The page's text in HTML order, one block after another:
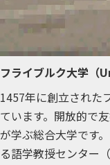
フライブルク大学
1457年に創立された
ています。開放的で
が学ぶ総合大学です
る語学教授センター